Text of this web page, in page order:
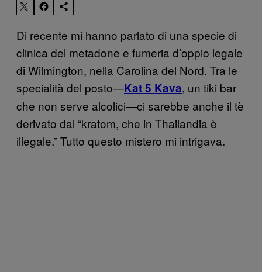
Di recente mi hanno parlato di una specie di
clinica del metadone e fumeria d’oppio legale
di Wilmington, nella Carolina del Nord. Tra le
specialità del posto—Kat 5 Kava, un tiki bar
che non serve alcolici—ci sarebbe anche il tè
derivato dal “kratom, che in Thailandia è
illegale.” Tutto questo mistero mi intrigava.